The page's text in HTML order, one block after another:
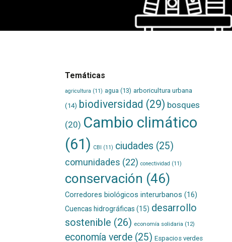
Temáticas
agricultura (11) agua (13) arboricultura urbana
(14) biodiversidad (29) bosques
(20) Cambio climático
(61) CBI (11) ciudades (25)
comunidades (22) conectividad (11)
conservación (46)
Corredores biológicos interurbanos (16)
Cuencas hidrográficas (15) desarrollo
sostenible (26) economía solidaria (12)
economía verde(25) Espacios verdes